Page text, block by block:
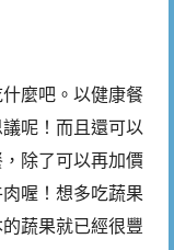
麼吧。以健康餐
呢！而且還可以
除了可以再加價
喔！想多吃蔬果
蔬果就已經很豐